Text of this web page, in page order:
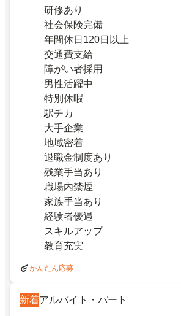
研修あり
社会保険完備
年間休日120日以上
交通費支給
障がい者採用
男性活躍中
特別休暇
駅チカ
大手企業
地域密着
退職金制度あり
残業手当あり
職場内禁煙
家族手当あり
経験者優遇
スキルアップ
教育充実
かんたん応募
新着アルバイト・パート